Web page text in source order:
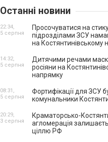
Останні новини
Просочуватися на
підрозділами ЗСУ
на Костянтинівському
22:34,
5 серпня
Дитячими речами
росіяни на
напрямку
14:32,
5 серпня
Фортифікації для ЗСУ
комунальники
08:31,
5 серпня
Краматорсько-
агломерація
ціллю РФ
20:29,
3 серпня